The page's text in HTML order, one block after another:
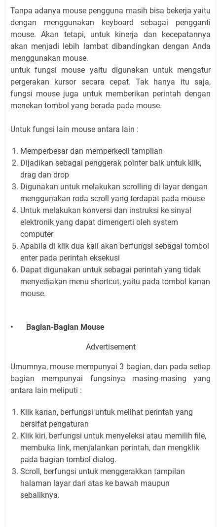
Tanpa adanya mouse pengguna masih bisa bekerja yaitu
dengan menggunakan keyboard sebagai pengganti
mouse. Akan tetapi, untuk kinerja dan kecepatannya
akan menjadi lebih lambat dibandingkan dengan Anda
menggunakan mouse.
untuk fungsi mouse yaitu digunakan untuk mengatur
pergerakan kursor secara cepat. Tak hanya itu saja,
fungsi mouse juga untuk memberikan perintah dengan
menekan tombol yang berada pada mouse.
Untuk fungsi lain mouse antara lain :
Memperbesar dan memperkecil tampilan
Dijadikan sebagai penggerak pointer baik untuk klik,
drag dan drop
Digunakan untuk melakukan scrolling di layar dengan
menggunakan roda scroll yang terdapat pada mouse
Untuk melakukan konversi dan instruksi ke sinyal
elektronik yang dapat dimengerti oleh system
computer
Apabila di klik dua kali akan berfungsi sebagai tombol
enter pada perintah eksekusi
Dapat digunakan untuk sebagai perintah yang tidak
menyediakan menu shortcut, yaitu pada tombol kanan
mouse.
• Bagian-Bagian Mouse
Advertisement
Umumnya, mouse mempunyai 3 bagian, dan pada setiap
bagian mempunyai fungsinya masing-masing yang
antara lain meliputi :
Klik kanan, berfungsi untuk melihat perintah yang
bersifat pengaturan
Klik kiri, berfungsi untuk menyeleksi atau memilih file,
membuka link, menjalankan perintah, dan mengklik
pada bagian tombol dialog.
Scroll, berfungsi untuk menggerakkan tampilan
halaman layar dari atas ke bawah maupun
sebaliknya.